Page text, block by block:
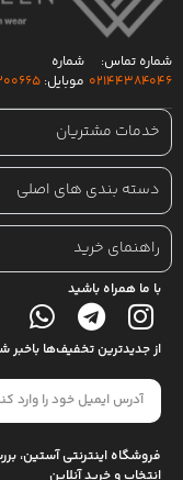
شماره تماس:
۰۲۱۴۴۳۸۴۰۴۶
شماره
موبایل:
خدمات مشتریان
دسته بندی های اصلی
راهنمای خرید
با ما همراه باشید
از جدیدترین تخفیف‌ها باخبر
فروشگاه اینترنتی آستین،
انتخاب و خرید آنلاین